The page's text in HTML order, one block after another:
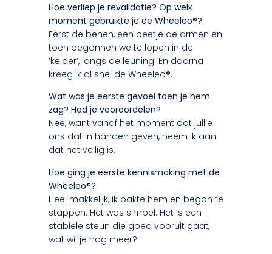
Hoe verliep je revalidatie? Op welk
moment gebruikte je de Wheeleo®?
Eerst de benen, een beetje de armen en
toen begonnen we te lopen in de
‘kelder’, langs de leuning. En daarna
kreeg ik al snel de Wheeleo®.
Wat was je eerste gevoel toen je hem
zag? Had je vooroordelen?
Nee, want vanaf het moment dat jullie
ons dat in handen geven, neem ik aan
dat het veilig is.
Hoe ging je eerste kennismaking met de
Wheeleo®?
Heel makkelijk, ik pakte hem en begon te
stappen. Het was simpel. Het is een
stabiele steun die goed vooruit gaat,
wat wil je nog meer?